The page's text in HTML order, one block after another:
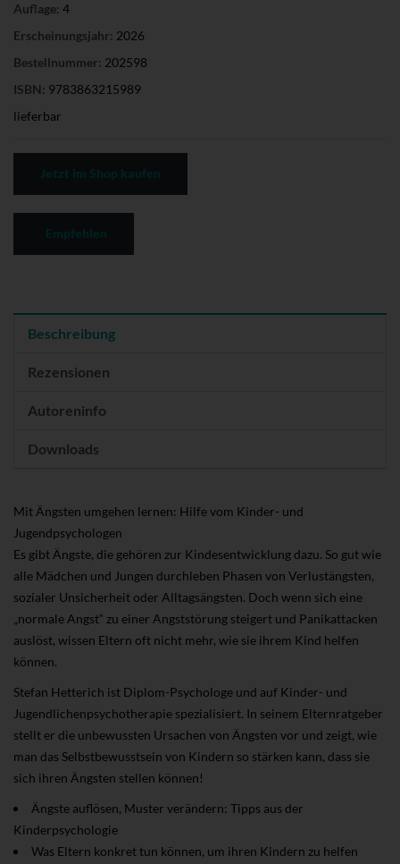
Auflage: 4
Erscheinungsjahr: 2026
Bestellnummer: 202598
ISBN: 9783863215989
lieferbar
Beschreibung
Rezensionen
Autoreninfo
Downloads
Mit Ängsten umgehen lernen: Hilfe vom Kinder- und
Jugendpsychologen
Es gibt Ängste, die gehören zur Kindesentwicklung dazu. So gut wie
alle Mädchen und Jungen durchleben Phasen von Verlustängsten,
sozialer Unsicherheit oder Alltagsängsten. Doch wenn sich eine
„normale Angst“ zu einer Angststörung steigert und Panikattacken
auslöst, wissen Eltern oft nicht mehr, wie sie ihrem Kind helfen
können.
Stefan Hetterich ist Diplom-Psychologe und auf Kinder- und
Jugendlichenpsychotherapie spezialisiert. In seinem Elternratgeber
stellt er die unbewussten Ursachen von Ängsten vor und zeigt, wie
man das Selbstbewusstsein von Kindern so stärken kann, dass sie
sich ihren Ängsten stellen können!
Ängste auflösen, Muster verändern: Tipps aus der
Kinderpsychologie
Was Eltern konkret tun können, um ihren Kindern zu helfen